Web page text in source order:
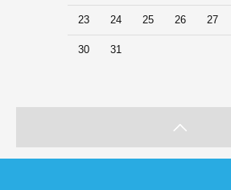
23 24 25 26 27
30 31